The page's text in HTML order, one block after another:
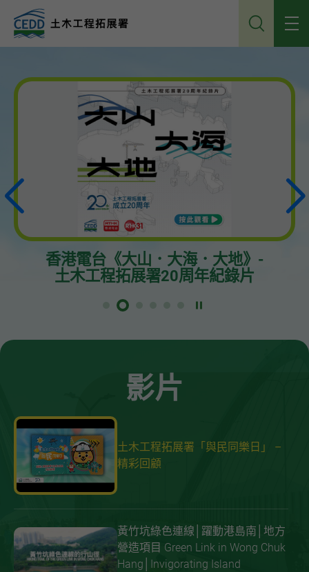
香港電台《大山．大海．大地》-
土木工程拓展署20周年紀錄片
播放
影片
土木工程拓展署「與民同樂日」 –
精彩回顧
黃竹坑綠色連線│躍動港島南│地方
營造項目 Green Link in Wong Chuk
Hang│Invigorating Island